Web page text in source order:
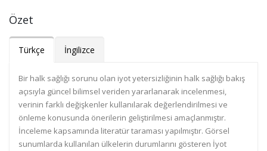
Özet
Türkçe İngilizce
Bir halk sağlığı sorunu olan iyot yetersizliğinin halk sağlığı bakış
açısıyla güncel bilimsel veriden yararlanarak incelenmesi,
verinin farklı değişkenler kullanılarak değerlendirilmesi ve
önleme konusunda önerilerin geliştirilmesi amaçlanmıştır.
İnceleme kapsamında literatür taraması yapılmıştır. Görsel
sunumlarda kullanılan ülkelerin durumlarını gösteren İyot